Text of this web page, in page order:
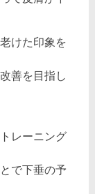
けた印象を
善を目指し
レーニング
で下垂の予